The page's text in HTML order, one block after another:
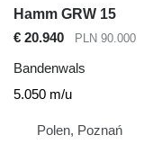
Hamm GRW 15
€ 20.940
PLN 90.000
Bandenwals
5.050 m/u
Polen, Poznań